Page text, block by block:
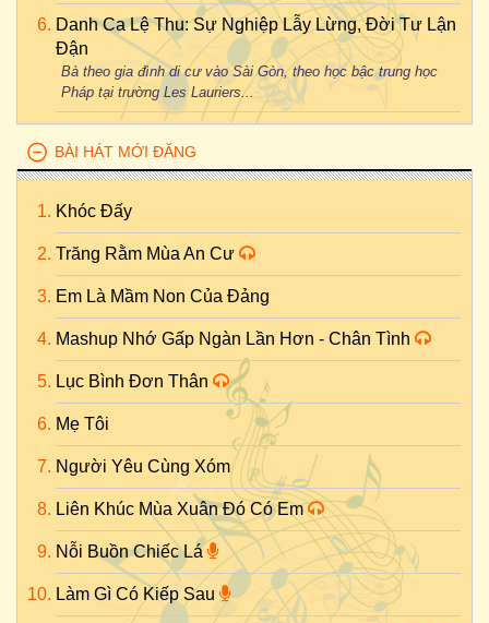
Danh Ca Lệ Thu: Sự Nghiệp Lẫy Lừng, Đời Tư Lận
Đận
Bà theo gia đình di cư vào Sài Gòn, theo học bậc trung học
Pháp tại trường Les Lauriers...
BÀI HÁT MỚI ĐĂNG
Khóc Đấy
Trăng Rằm Mùa An Cư
Em Là Mầm Non Của Đảng
Mashup Nhớ Gấp Ngàn Lần Hơn - Chân Tình
Lục Bình Đơn Thân
Mẹ Tôi
Người Yêu Cùng Xóm
Liên Khúc Mùa Xuân Đó Có Em
Nỗi Buồn Chiếc Lá
Làm Gì Có Kiếp Sau